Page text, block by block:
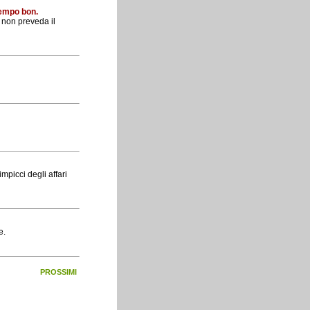
bon.
preveda il
degli affari
PROSSIMI